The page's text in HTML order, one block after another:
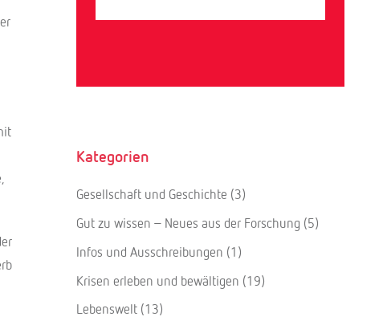
Kategorien
Gesellschaft und Geschichte (3)
Gut zu wissen – Neues aus der Forschung (5)
Infos und Ausschreibungen (1)
Krisen erleben und bewältigen (19)
Lebenswelt (13)